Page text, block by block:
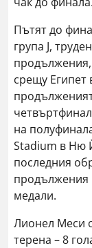
Пътят до
група J,
продължения,
срещу
на
Stadium в Ню
последния
продължения
медали.
Лионел Меси
терена – 8